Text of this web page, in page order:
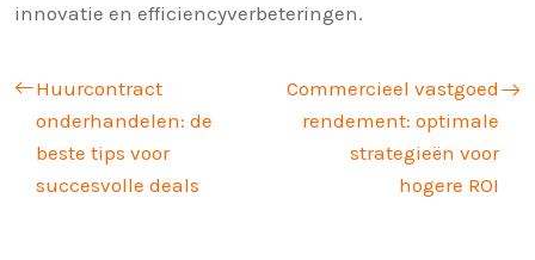
innovatie en efficiencyverbeteringen.
Huurcontract
onderhandelen: de
beste tips voor
succesvolle deals
Commercieel vastgoed
rendement: optimale
strategieën voor
hogere ROI